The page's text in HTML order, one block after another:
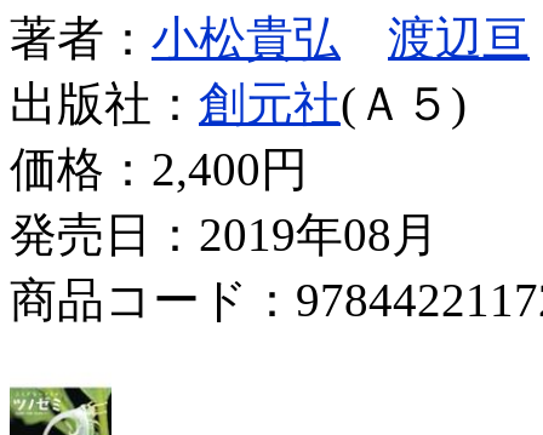
著者： 小松貴弘
渡辺亘
出版社： 創元社(Ａ５)
価格： 2,400円
発売日：2019年08月
商品コード：